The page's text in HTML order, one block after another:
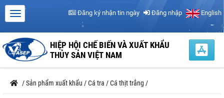
Đăng ký nhận tin ngày Đăng nhập English
HIỆP HỘI CHẾ BIẾN VÀ XUẤT KHẨU
THỦY SẢN VIỆT NAM
/Sản phẩm xuất khẩu /Cá tra /Cá thịt trắng /